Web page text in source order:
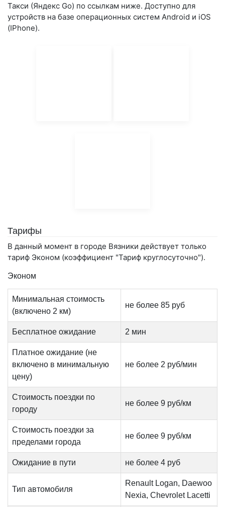
Такси (Яндекс Go) по ссылкам ниже. Доступно для
устройств на базе операционных систем Android и iOS
(IPhone).
Тарифы
В данный момент в городе Вязники действует только
тариф Эконом (коэффициент "Тариф круглосуточно").
Эконом
Минимальная стоимость
(включено 2 км)
не более 85 руб
Бесплатное ожидание 2 мин
Платное ожидание (не
включено в минимальную
цену)
не более 2 руб/мин
Стоимость поездки по
городу
не более 9 руб/км
Стоимость поездки за
пределами города
не более 9 руб/км
Ожидание в пути не более 4 руб
Тип автомобиля
Renault Logan, Daewoo
Nexia, Chevrolet Lacetti